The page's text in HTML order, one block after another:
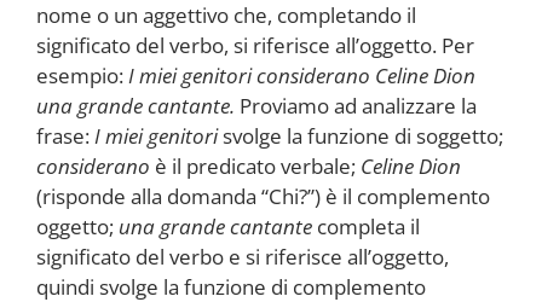
nome o un aggettivo che, completando il
significato del verbo, si riferisce all’oggetto. Per
esempio:I miei genitori considerano Celine Dion
una grande cantante. Proviamo ad analizzare la
frase:I miei genitorisvolge la funzione di soggetto;
considerano è il predicato verbale; Celine Dion
(risponde alla domanda “Chi?”) è il complemento
oggetto; una grande cantante completa il
significato del verbo e si riferisce all’oggetto,
quindi svolge la funzione di complemento